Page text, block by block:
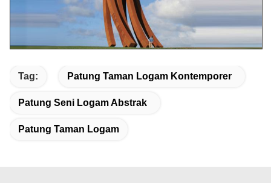
Tag: Patung Taman Logam Kontemporer
Patung Seni Logam Abstrak
Patung Taman Logam